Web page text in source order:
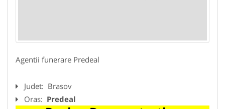
Agentii funerare Predeal
Judet: Brasov
Oras: Predeal